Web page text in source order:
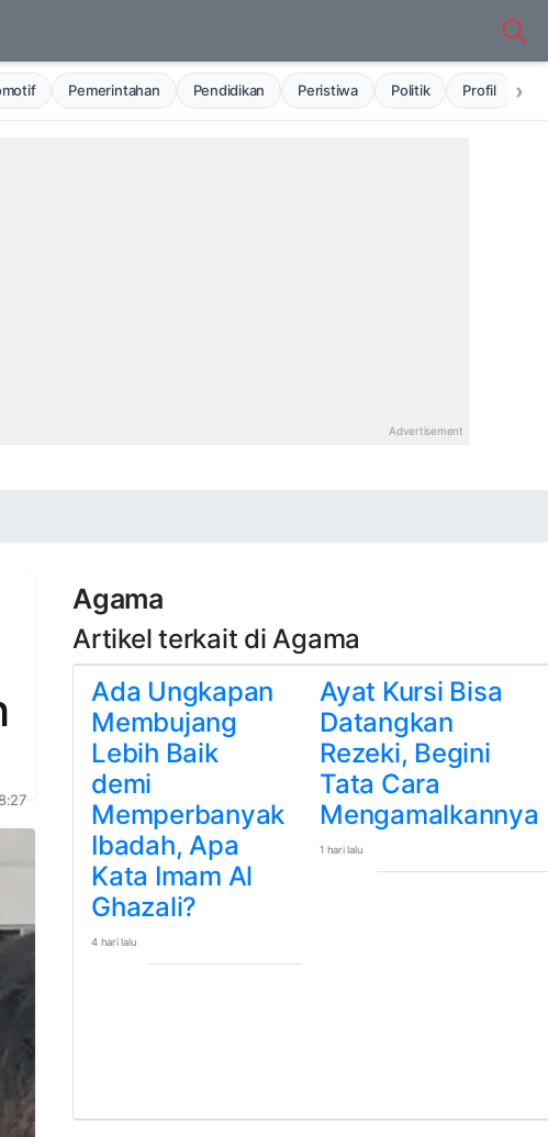
Pemerintahan Pendidikan Peristiwa Politik Profil ›
Agama
Artikel terkait di Agama
Ada Ungkapan
Membujang
Lebih Baik
demi
Memperbanyak
Ibadah, Apa
Kata Imam Al
Ghazali?
4 hari lalu
Ayat Kursi Bisa
Datangkan
Rezeki, Begini
Tata Cara
Mengamalkannya
1 hari lalu